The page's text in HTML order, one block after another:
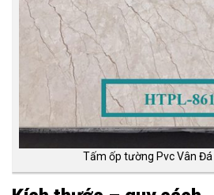
Tấm ốp tường Pvc Vân Đá